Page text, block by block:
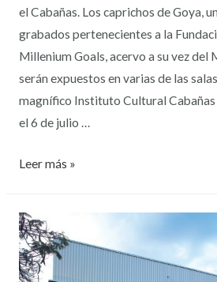
el Cabañas. Los caprichos de Goya,
grabados pertenecientes a la
Millenium Goals, acervo a su vez del
serán expuestos en varias de las
magnífico Instituto Cultural Cabañas
el 6 de julio …
Leer más »